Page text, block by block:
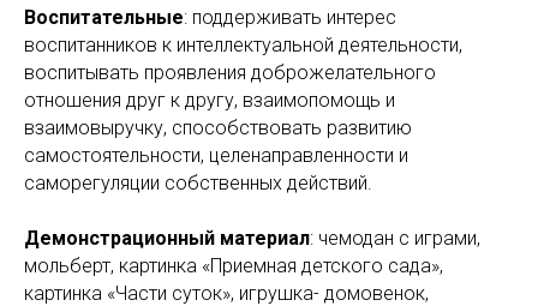
Воспитательные: поддерживать интерес
воспитанников к интеллектуальной деятельности,
воспитывать проявления доброжелательного
отношения друг к другу, взаимопомощь и
взаимовыручку, способствовать развитию
самостоятельности, целенаправленности и
саморегуляции собственных действий.
Демонстрационный материал: чемодан с играми,
мольберт, картинка «Приемная детского сада»,
картинка «Части суток», игрушка- домовенок,